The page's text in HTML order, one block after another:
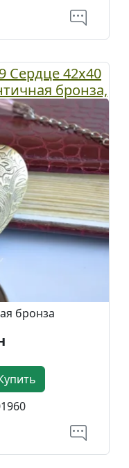
Сердце 42x40
бронза,
бронза